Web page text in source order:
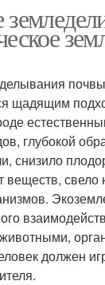
щадящим
глубокой
снизило
веществ, свело
должен